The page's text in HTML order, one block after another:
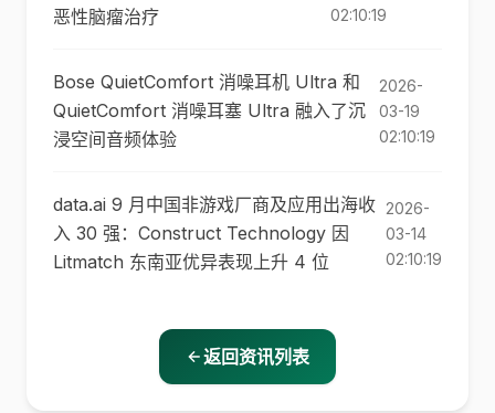
恶性脑瘤治疗
02:10:19
Bose QuietComfort 消噪耳机 Ultra 和
QuietComfort 消噪耳塞 Ultra 融入了沉
浸空间音频体验
2026-
03-19
02:10:19
data.ai 9 月中国非游戏厂商及应用出海收
入 30 强：Construct Technology 因
Litmatch 东南亚优异表现上升 4 位
2026-
03-14
02:10:19
返回资讯列表